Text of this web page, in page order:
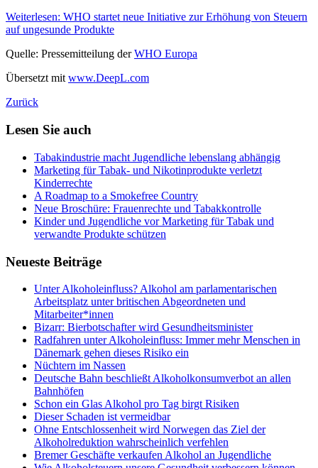
Weiterlesen: WHO startet neue Initiative zur Erhöhung von Steuern
auf ungesunde Produkte
Quelle: Pressemitteilung derWHO Europa
Übersetzt mitwww.DeepL.com
Zurück
Lesen Sie auch
Tabakindustrie macht Jugendliche lebenslang abhängig
Marketing für Tabak- und Nikotinprodukte verletzt
Kinderrechte
A Roadmap to a Smokefree Country
Neue Broschüre: Frauenrechte und Tabakkontrolle
Kinder und Jugendliche vor Marketing für Tabak und
verwandte Produkte schützen
Neueste Beiträge
Unter Alkoholeinfluss? Alkohol am parlamentarischen
Arbeitsplatz unter britischen Abgeordneten und
Mitarbeiter*innen
Bizarr: Bierbotschafter wird Gesundheitsminister
Radfahren unter Alkoholeinfluss: Immer mehr Menschen in
Dänemark gehen dieses Risiko ein
Nüchtern im Nassen
Deutsche Bahn beschließt Alkoholkonsumverbot an allen
Bahnhöfen
Schon ein Glas Alkohol pro Tag birgt Risiken
Dieser Schaden ist vermeidbar
Ohne Entschlossenheit wird Norwegen das Ziel der
Alkoholreduktion wahrscheinlich verfehlen
Bremer Geschäfte verkaufen Alkohol an Jugendliche